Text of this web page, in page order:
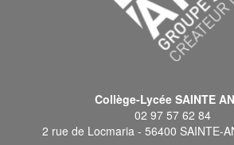
Collège-Lycée SAINTE
02 97 57 62 84
2 rue de Locmaria - 56400 SAINTE-